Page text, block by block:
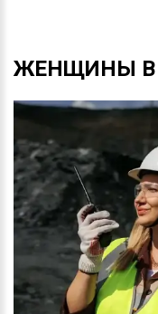
ЖЕНЩИНЫ В